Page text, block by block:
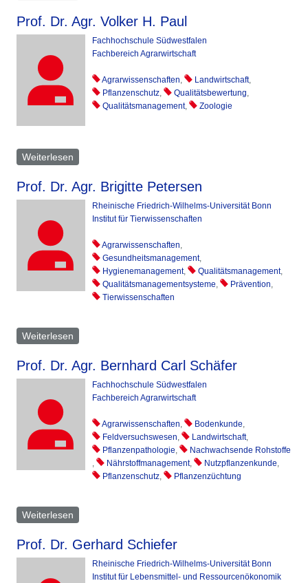
Prof. Dr. Agr. Volker H. Paul
Fachhochschule Südwestfalen
Fachbereich Agrarwirtschaft
Agrarwissenschaften, Landwirtschaft,
Pflanzenschutz, Qualitätsbewertung,
Qualitätsmanagement, Zoologie
Weiterlesen
Prof. Dr. Agr. Brigitte Petersen
Rheinische Friedrich-Wilhelms-Universität Bonn
Institut für Tierwissenschaften
Agrarwissenschaften,
Gesundheitsmanagement,
Hygienemanagement, Qualitätsmanagement,
Qualitätsmanagementsysteme, Prävention,
Tierwissenschaften
Weiterlesen
Prof. Dr. Agr. Bernhard Carl Schäfer
Fachhochschule Südwestfalen
Fachbereich Agrarwirtschaft
Agrarwissenschaften, Bodenkunde,
Feldversuchswesen, Landwirtschaft,
Pflanzenpathologie,
Nachwachsende Rohstoffe
,
Nährstoffmanagement, Nutzpflanzenkunde,
Pflanzenschutz, Pflanzenzüchtung
Weiterlesen
Prof. Dr. Gerhard Schiefer
Rheinische Friedrich-Wilhelms-Universität Bonn
Institut für Lebensmittel- und Ressourcenökonomik